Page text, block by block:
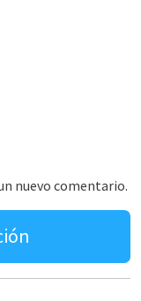
nuevo comentario.